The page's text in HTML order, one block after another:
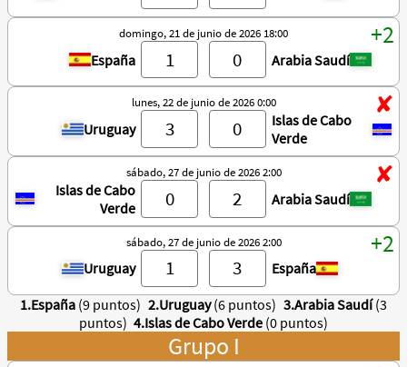
domingo, 21 de junio de 2026 18:00
España Arabia Saudí
lunes, 22 de junio de 2026 0:00
Uruguay
Islas de Cabo
Verde
sábado, 27 de junio de 2026 2:00
Islas de Cabo
Verde
Arabia Saudí
sábado, 27 de junio de 2026 2:00
Uruguay
España
1.España (9 puntos) 2.Uruguay (6 puntos) 3.Arabia Saudí (3
puntos) 4.Islas de Cabo Verde (0 puntos)
Grupo I